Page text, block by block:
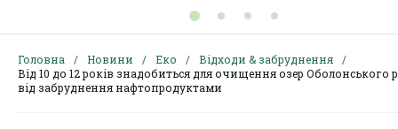
Головна Новини Еко
Відходи & забруднення
Від 10 до 12 років знадобиться для очищення озер Оболонського
від забруднення нафтопродуктами